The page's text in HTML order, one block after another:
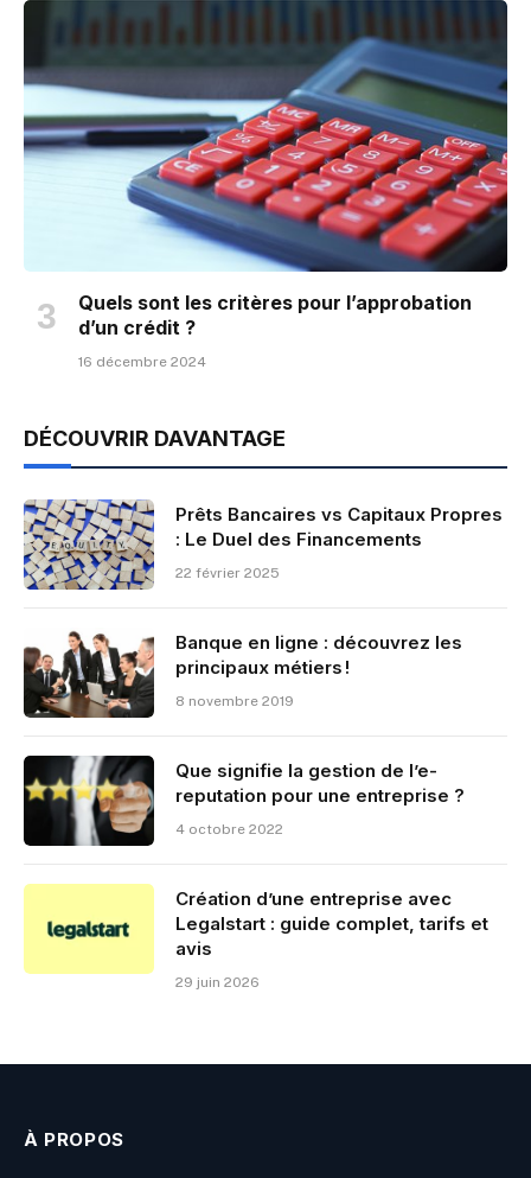
Quels sont les critères pour l’approbation
d’un crédit ?
16 décembre 2024
DÉCOUVRIR DAVANTAGE
Prêts Bancaires vs Capitaux Propres
: Le Duel des Financements
22 février 2025
Banque en ligne : découvrez les
principaux métiers !
8 novembre 2019
Que signifie la gestion de l’e-
reputation pour une entreprise ?
4 octobre 2022
Création d’une entreprise avec
Legalstart : guide complet, tarifs et
avis
29 juin 2026
À PROPOS